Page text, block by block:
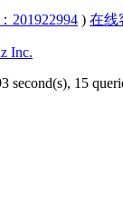
201922994 ) 在线
Inc.
second(s), 15